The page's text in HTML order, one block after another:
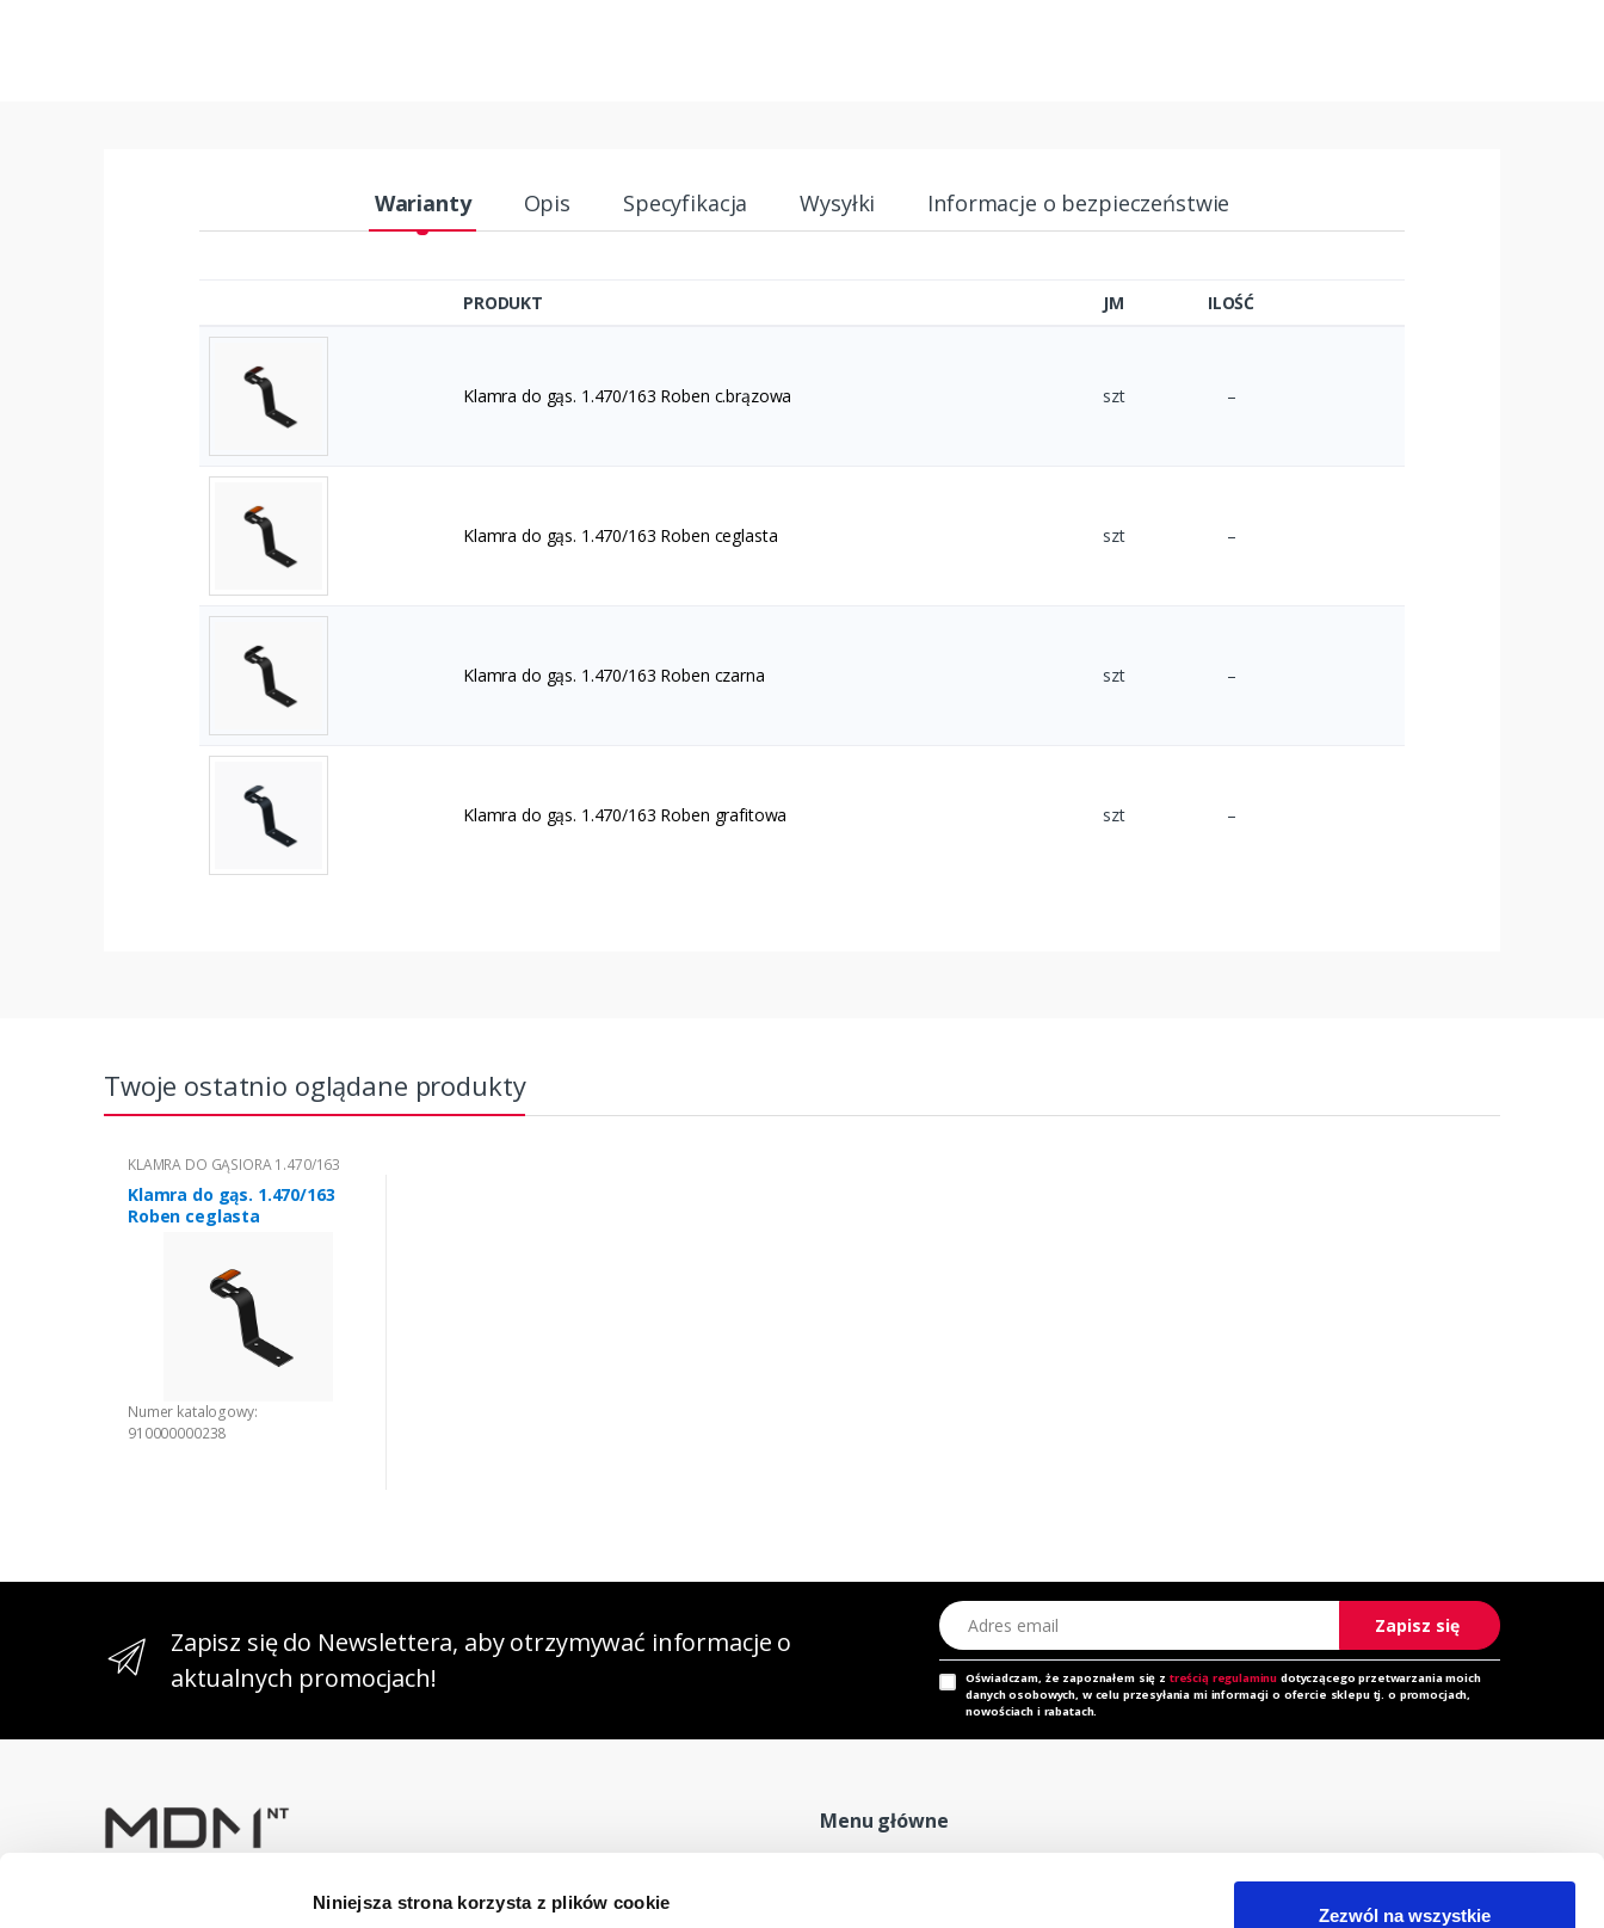
Niniejsza strona korzysta z plików cookie
Zezwól na wszystkie
Warianty Opis Specyfikacja Wysyłki Informacje o bezpieczeństwie
PRODUKT JM ILOŚĆ
Klamra do gąs. 1.470/163 Roben c.brązowa szt –
Klamra do gąs. 1.470/163 Roben ceglasta szt –
Klamra do gąs. 1.470/163 Roben czarna szt –
Klamra do gąs. 1.470/163 Roben grafitowa szt –
Twoje ostatnio oglądane produkty
KLAMRA DO GĄSIORA 1.470/163
Klamra do gąs. 1.470/163
Roben ceglasta
Numer katalogowy:
910000000238
Zapisz się do Newslettera, aby otrzymywać informacje o
aktualnych promocjach!
Adres email
Zapisz się
Oświadczam, że zapoznałem się z treścią regulaminu dotyczącego przetwarzania moich
danych osobowych, w celu przesyłania mi informacji o ofercie sklepu tj. o promocjach,
nowościach i rabatach.
Masz pytania? Skontaktuj się z
Nasz adres e-mail
Menu główne
Do pobrania